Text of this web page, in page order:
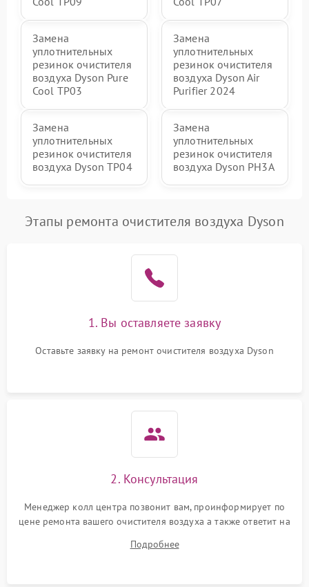
Замена
уплотнительных
резинок очистителя
воздуха Dyson Pure
Cool TP03
Замена
уплотнительных
резинок очистителя
воздуха Dyson Air
Purifier 2024
Замена
уплотнительных
резинок очистителя
воздуха Dyson TP04
Замена
уплотнительных
резинок очистителя
воздуха Dyson PH3A
Этапы ремонта очистителя воздуха Dyson
1. Вы оставляете заявку
Оставьте заявку на ремонт очистителя воздуха Dyson
2. Консультация
Менеджер колл центра позвонит вам, проинформирует по
цене ремонта вашего очистителя воздуха а также ответит на
Подробнее